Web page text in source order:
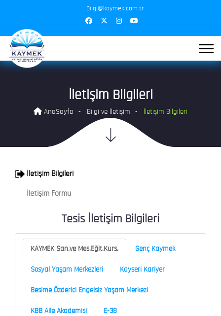
bilgi@kaymek.com.tr
İletişim Bilgileri
AnaSayfa Bilgi ve İletişim İletişim Bilgileri
İletişim Bilgileri
İletişim Formu
Tesis İletişim Bilgileri
KAYMEK San.ve Mes.Eğit.Kurs. Genç Kaymek
Sosyal Yaşam Merkezleri Kayseri Kariyer
Besime Özderici Engelsiz Yaşam Merkezi
KBB Aile Akademisi E-38